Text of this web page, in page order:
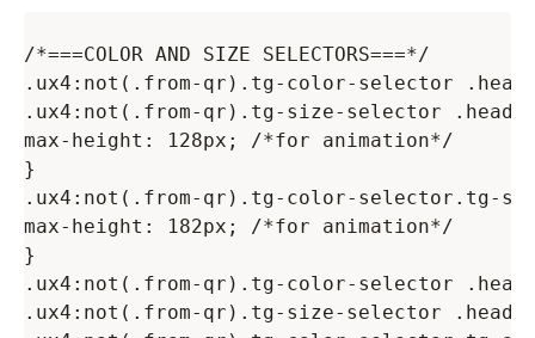
/*===COLOR AND SIZE SELECTORS===*/
.ux4:not(.from-qr).tg-color-selector
.ux4:not(.from-qr).tg-size-selector
max-height: 128px; /*for animation*/
}
.ux4:not(.from-qr).tg-color-selector.tg-
max-height: 182px; /*for animation*/
}
.ux4:not(.from-qr).tg-color-selector
.ux4:not(.from-qr).tg-size-selector